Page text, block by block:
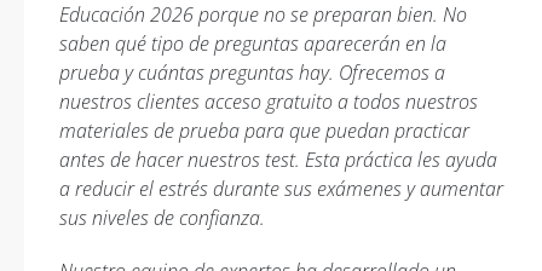
Educación 2026 porque no se preparan bien. No
saben qué tipo de preguntas aparecerán en la
prueba y cuántas preguntas hay. Ofrecemos a
nuestros clientes acceso gratuito a todos nuestros
materiales de prueba para que puedan practicar
antes de hacer nuestros test. Esta práctica les ayuda
a reducir el estrés durante sus exámenes y aumentar
sus niveles de confianza.